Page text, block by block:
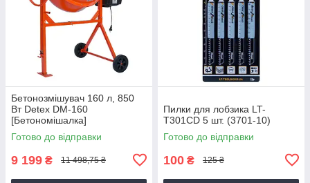
Бетонозмішувач 160 л, 850
Вт Detex DM-160
[Бетономішалка]
Готово до відправки
9 199 ₴ 11 498,75 ₴
Пилки для лобзика LT-
T301CD 5 шт. (3701-10)
Готово до відправки
100 ₴ 125 ₴